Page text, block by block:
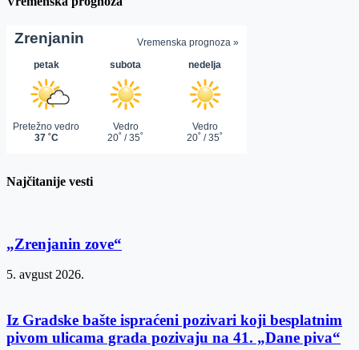
Najčitanije vesti
„Zrenjanin zove“
5. avgust 2026.
Iz Gradske bašte ispraćeni pozivari koji besplatnim
pivom ulicama grada pozivaju na 41. „Dane piva“